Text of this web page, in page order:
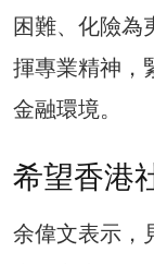
困難、化險為
揮專業精神，
金融環境。
希望香港
余偉文表示，